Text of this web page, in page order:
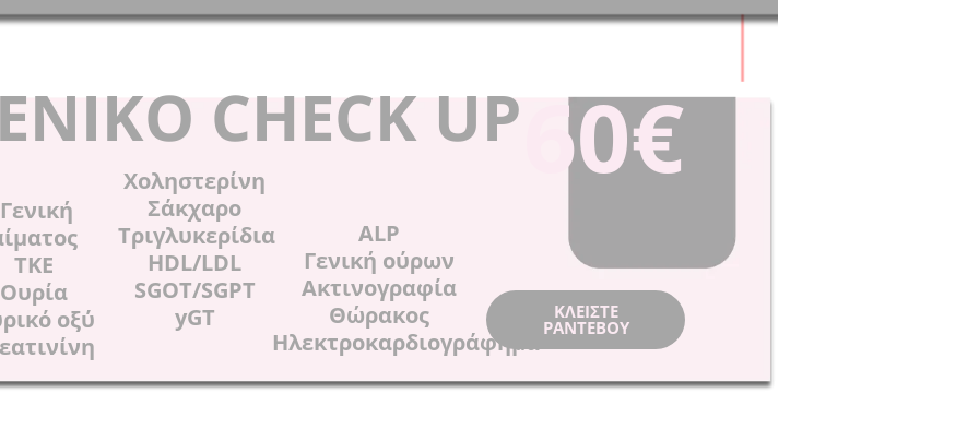
CHECK UP 60€
ΤΚΕ
Ουρία
οξύ
Χοληστερίνη
Σάκχαρο
Τριγλυκερίδια
HDL/LDL
SGOT/SGPT
yGT
ALP
Γενική ούρων
Ακτινογραφία
Θώρακος
Ηλεκτροκαρδιογράφημα
ΚΛΕIΣΤΕ
ΡΑΝΤΕΒΟY